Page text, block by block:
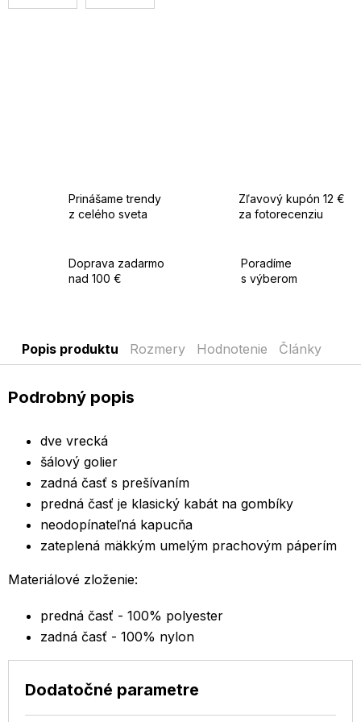
Prinášame trendy
z celého sveta
Zľavový kupón 12 €
za fotorecenziu
Doprava zadarmo
nad 100 €
Poradíme
s výberom
Popis produktu Rozmery Hodnotenie Články
Podrobný popis
dve vrecká
šálový golier
zadná časť s prešívaním
predná časť je klasický kabát na gombíky
neodopínateľná kapucňa
zateplená mäkkým umelým prachovým páperím
Materiálové zloženie:
predná časť - 100% polyester
zadná časť - 100% nylon
Dodatočné parametre